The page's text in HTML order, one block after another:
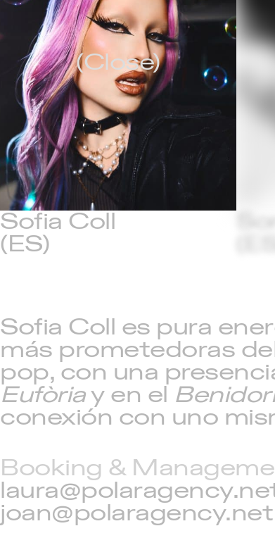
(Close)
Sofia Coll
(ES)
Sofia Coll es pura
más prometedoras
pop, con una
Eufòriay en el
conexión con uno
Booking &
joan@polaragency.net